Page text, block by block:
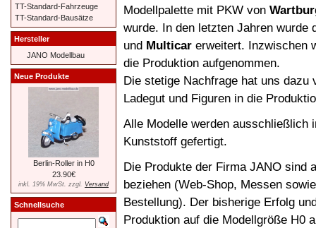
Modellpalette mit PKW von
wurde. In den letzten Jahren
und Multicar erweitert. Inzwischen
die Produktion aufgenommen.
Die stetige Nachfrage hat uns
Ladegut und Figuren in die
Alle Modelle werden ausschließlich
Kunststoff gefertigt.
Die Produkte der Firma JANO sind
beziehen (Web-Shop, Messen
Bestellung). Der bisherige Erfolg
Produktion auf die Modellgröße H0
TT-Standard-Fahrzeuge
TT-Standard-Bausätze
Hersteller
JANO Modellbau
Neue Produkte
Berlin-Roller in H0
23.90€
inkl. 19% MwSt. zzgl. Versand
Schnellsuche